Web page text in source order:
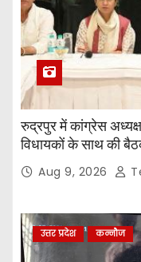
रुद्रपुर में कांग्रेस
विधायकों के साथ की
Aug 9, 2026
उत्तर प्रदेश कन्नौज